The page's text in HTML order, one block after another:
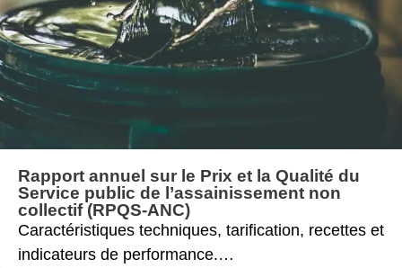
Rapport annuel sur le Prix et la Qualité du
Service public de l’assainissement non
collectif (RPQS-ANC)
Caractéristiques techniques, tarification, recettes et
indicateurs de performance.…